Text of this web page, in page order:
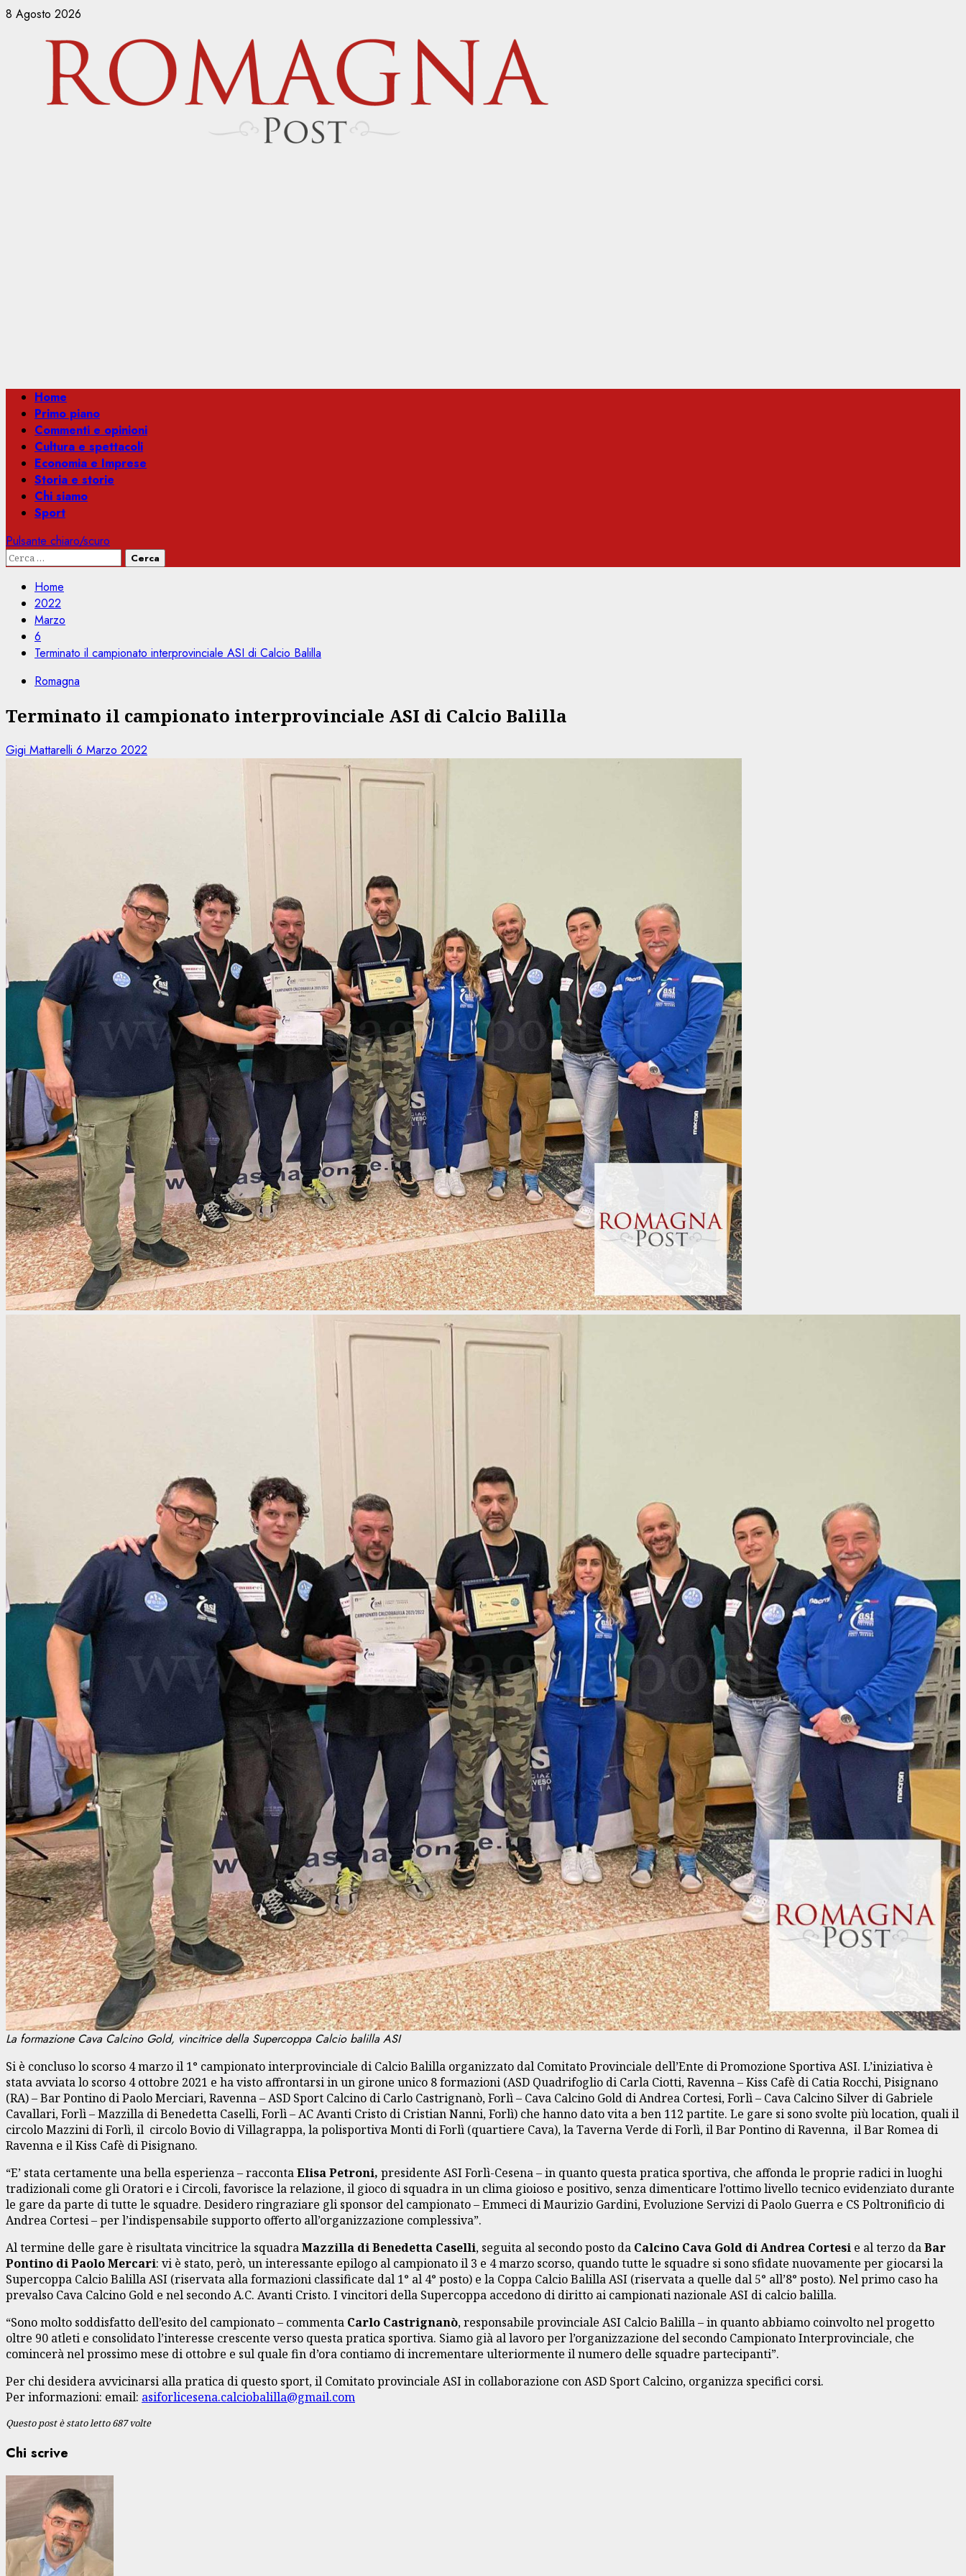
Vai
contenuto
8 Agosto 2026
Menu
principale
Home
Primo piano
Commenti e opinioni
Cultura e spettacoli
Economia e Imprese
Storia e storie
Chi siamo
Sport
Pulsante chiaro/scuro
Ricerca
Home
2022
Marzo
6
Terminato il campionato interprovinciale ASI di Calcio Balilla
Romagna
Terminato il campionato interprovinciale ASI di Calcio Balilla
Gigi Mattarelli 6 Marzo 2022
La formazione Cava Calcino Gold, vincitrice della Supercoppa Calcio balilla ASI
Si è concluso lo scorso 4 marzo il 1° campionato interprovinciale di Calcio Balilla organizzato dal Comitato Provinciale dell’Ente di Promozione Sportiva ASI. L’iniziativa è
stata avviata lo scorso 4 ottobre 2021 e ha visto affrontarsi in un girone unico 8 formazioni (ASD Quadrifoglio di Carla Ciotti, Ravenna – Kiss Cafè di Catia Rocchi, Pisignano
(RA) – Bar Pontino di Paolo Merciari, Ravenna – ASD Sport Calcino di Carlo Castrignanò, Forlì – Cava Calcino Gold di Andrea Cortesi, Forlì – Cava Calcino Silver di Gabriele
Cavallari, Forlì – Mazzilla di Benedetta Caselli, Forlì – AC Avanti Cristo di Cristian Nanni, Forlì) che hanno dato vita a ben 112 partite. Le gare si sono svolte più location, quali il
circolo Mazzini di Forlì, il circolo Bovio di Villagrappa, la polisportiva Monti di Forlì (quartiere Cava), la Taverna Verde di Forlì, il Bar Pontino di Ravenna, il Bar Romea di
Ravenna e il Kiss Cafè di Pisignano.
“E’ stata certamente una bella esperienza – raccontaElisa Petroni, presidente ASI Forlì-Cesena – in quanto questa pratica sportiva, che affonda le proprie radici in luoghi
tradizionali come gli Oratori e i Circoli, favorisce la relazione, il gioco di squadra in un clima gioioso e positivo, senza dimenticare l’ottimo livello tecnico evidenziato durante
le gare da parte di tutte le squadre. Desidero ringraziare gli sponsor del campionato – Emmeci di Maurizio Gardini, Evoluzione Servizi di Paolo Guerra e CS Poltronificio di
Andrea Cortesi – per l’indispensabile supporto offerto all’organizzazione complessiva”.
Al termine delle gare è risultata vincitrice la squadraMazzilla di Benedetta Caselli, seguita al secondo posto da Calcino Cava Gold di Andrea Cortesi e al terzo daBar
Pontino di Paolo Mercari: vi è stato, però, un interessante epilogo al campionato il 3 e 4 marzo scorso, quando tutte le squadre si sono sfidate nuovamente per giocarsi la
Supercoppa Calcio Balilla ASI (riservata alla formazioni classificate dal 1° al 4° posto) e la Coppa Calcio Balilla ASI (riservata a quelle dal 5° all’8° posto). Nel primo caso ha
prevalso Cava Calcino Gold e nel secondo A.C. Avanti Cristo. I vincitori della Supercoppa accedono di diritto ai campionati nazionale ASI di calcio balilla.
“Sono molto soddisfatto dell’esito del campionato – commenta Carlo Castrignanò, responsabile provinciale ASI Calcio Balilla – in quanto abbiamo coinvolto nel progetto
oltre 90 atleti e consolidato l’interesse crescente verso questa pratica sportiva. Siamo già al lavoro per l’organizzazione del secondo Campionato Interprovinciale, che
comincerà nel prossimo mese di ottobre e sul quale fin d’ora contiamo di incrementare ulteriormente il numero delle squadre partecipanti”.
Per chi desidera avvicinarsi alla pratica di questo sport, il Comitato provinciale ASI in collaborazione con ASD Sport Calcino, organizza specifici corsi.
Per informazioni: email: asiforlicesena.calciobalilla@gmail.com
Questo post è stato letto 687 volte
Chi scrive